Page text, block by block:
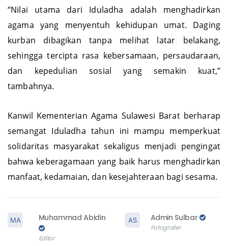
“Nilai utama dari Iduladha adalah menghadirkan
agama yang menyentuh kehidupan umat. Daging
kurban dibagikan tanpa melihat latar belakang,
sehingga tercipta rasa kebersamaan, persaudaraan,
dan kepedulian sosial yang semakin kuat,”
tambahnya.
Kanwil Kementerian Agama Sulawesi Barat berharap
semangat Iduladha tahun ini mampu memperkuat
solidaritas masyarakat sekaligus menjadi pengingat
bahwa keberagamaan yang baik harus menghadirkan
manfaat, kedamaian, dan kesejahteraan bagi sesama.
Muhammad Abidin
Editor
Admin Sulbar
Fotografer